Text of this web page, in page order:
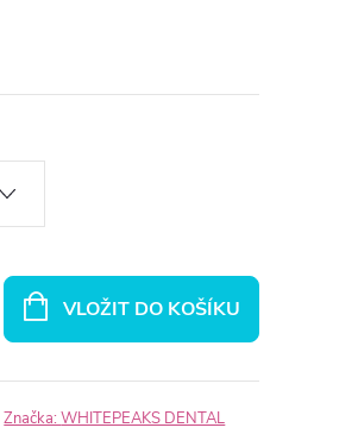
VLOŽIT DO KOŠÍKU
Značka:WHITEPEAKS DENTAL